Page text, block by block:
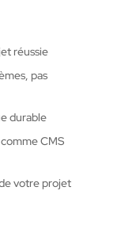
réussie
pas
durable
CMS
votre projet